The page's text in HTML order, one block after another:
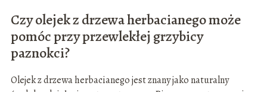
Czy olejek z drzewa herbacianego może
pomóc przy przewlekłej grzybicy
paznokci?
Olejek z drzewa herbacianego jest znany jako naturalny